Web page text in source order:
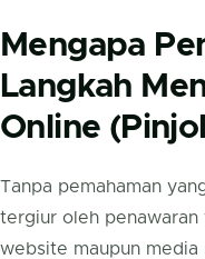
Mengapa
Langkah
Online
Tanpa pemahaman
tergiur oleh penawaran
website maupun media